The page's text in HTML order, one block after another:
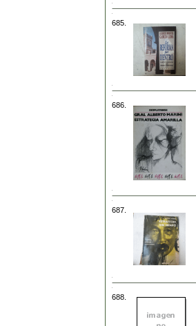
685.
686.
687.
688.